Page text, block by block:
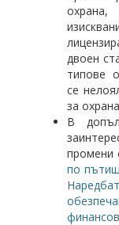
двоен
типове
се
за
В
промени
по